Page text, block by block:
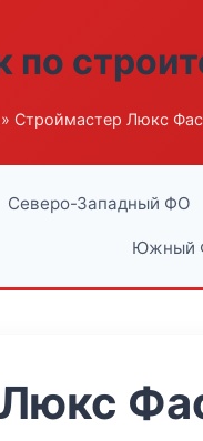
» Строймастер Люкс
Северо-Западный ФО
Южный